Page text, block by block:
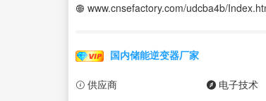
www.cnsefactory.com/udcba4b/
国内储能逆变器厂家
供应商 电子技术